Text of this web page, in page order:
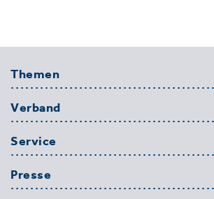
Themen
Verband
Service
Presse